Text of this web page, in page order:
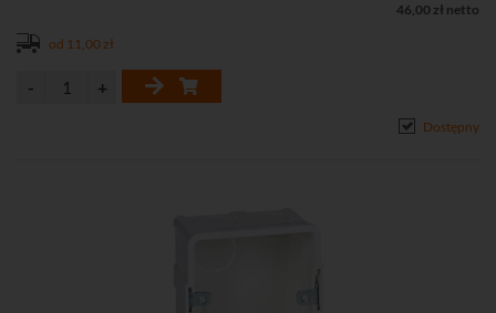
46,00 zł netto
od 11,00 zł
Dostępny